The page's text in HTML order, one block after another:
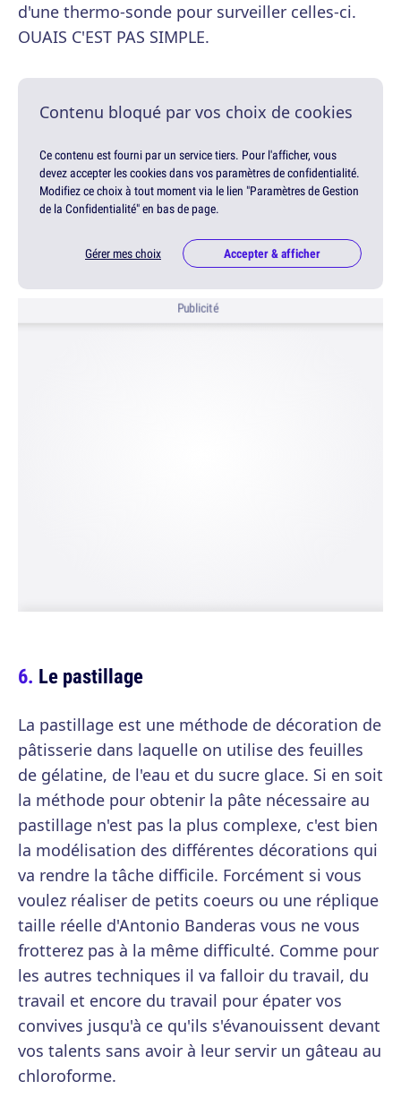
d'une thermo-sonde pour surveiller celles-ci.
OUAIS C'EST PAS SIMPLE.
Contenu bloqué par vos choix de cookies
Ce contenu est fourni par un service tiers. Pour l'afficher, vous
devez accepter les cookies dans vos paramètres de confidentialité.
Modifiez ce choix à tout moment via le lien "Paramètres de Gestion
de la Confidentialité" en bas de page.
Gérer mes choix Accepter & afficher
Publicité
Le pastillage
La pastillage est une méthode de décoration de
pâtisserie dans laquelle on utilise des feuilles
de gélatine, de l'eau et du sucre glace. Si en soit
la méthode pour obtenir la pâte nécessaire au
pastillage n'est pas la plus complexe, c'est bien
la modélisation des différentes décorations qui
va rendre la tâche difficile. Forcément si vous
voulez réaliser de petits coeurs ou une réplique
taille réelle d'Antonio Banderas vous ne vous
frotterez pas à la même difficulté. Comme pour
les autres techniques il va falloir du travail, du
travail et encore du travail pour épater vos
convives jusqu'à ce qu'ils s'évanouissent devant
vos talents sans avoir à leur servir un gâteau au
chloroforme.